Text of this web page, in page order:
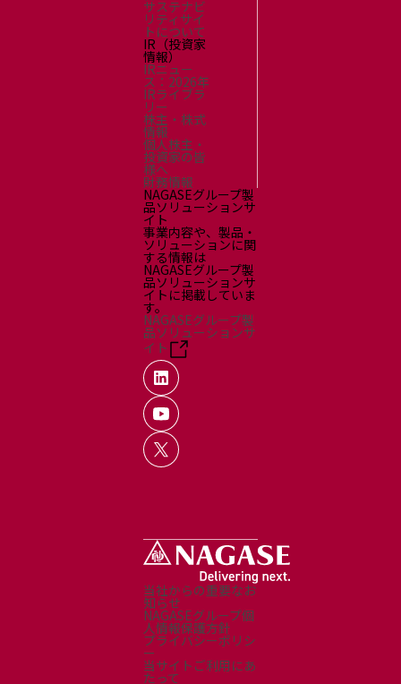
サステナビ
リティサイ
トについて
IR（投資家
情報）
IRニュー
ス：2026年
IRライブラ
リー
株主・株式
情報
個人株主・
投資家の皆
様へ
財務情報
NAGASEグループ製
品ソリューションサ
イト
事業内容や、製品・
ソリューションに関
する情報は
NAGASEグループ製
品ソリューションサ
イトに掲載していま
す。
NAGASEグループ製
品ソリューションサ
イト
当社からの重要なお
知らせ
NAGASEグループ個
人情報保護方針
プライバシーポリシ
ー
当サイトご利用にあ
たって